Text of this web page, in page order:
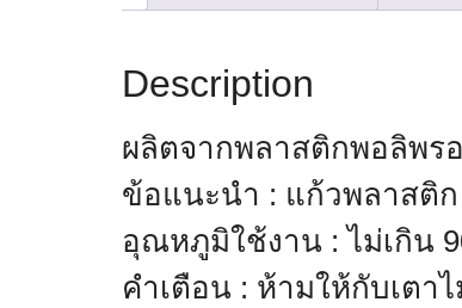
Description
ผลิตจากพลาสติกพอลิพร
ข้อแนะนำ : แก้วพลาสติก
อุณหภูมิใช้งาน : ไม่เกิน
คำเตือน : ห้ามให้กับเตา